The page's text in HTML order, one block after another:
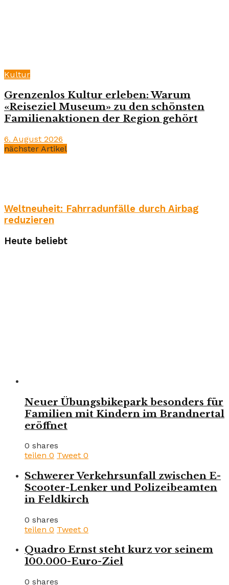
Kultur
Grenzenlos Kultur erleben: Warum
«Reiseziel Museum» zu den schönsten
Familienaktionen der Region gehört
6. August 2026
nächster Artikel
Weltneuheit: Fahrradunfälle durch Airbag
reduzieren
Heute beliebt
Neuer Übungsbikepark besonders für
Familien mit Kindern im Brandnertal
eröffnet
0 shares
teilen 0 Tweet 0
Schwerer Verkehrsunfall zwischen E-
Scooter-Lenker und Polizeibeamten
in Feldkirch
0 shares
teilen 0 Tweet 0
Quadro Ernst steht kurz vor seinem
100.000-Euro-Ziel
0 shares